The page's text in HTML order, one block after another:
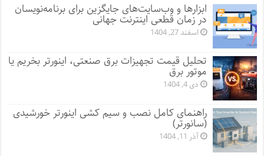
ابزارها و وب‌سایت‌های جایگزین برای برنامه‌نویسان
در زمان قطعی اینترنت جهانی
اسفند 27, 1404
تحلیل قیمت تجهیزات برق صنعتی، اینورتر بخریم یا
موتور برق
دی 4, 1404
راهنمای کامل نصب و سیم کشی اینورتر خورشیدی
(سانورتر)
آذر 11, 1404